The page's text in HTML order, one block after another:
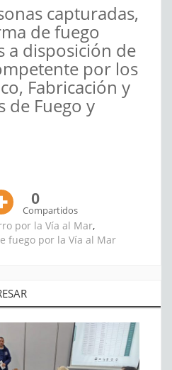
capturadas,
de fuego
a disposición de
por los
Fabricación y
de Fuego y
0
Compartidos
por la Vía al Mar,
fuego por la Vía al Mar